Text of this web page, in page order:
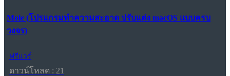
Mole (โปรแกรมทำความสะอาด ปรับแต่ง macOS แบบครบ
วงจร)
ฟรีแวร์
ดาวน์โหลด : 21